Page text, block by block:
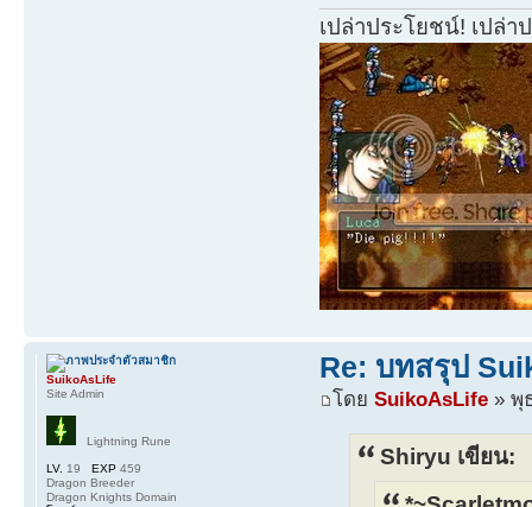
เปล่าประโยชน์! เปล่า
Re: บทสรุป
โดยSuikoAsLife » พุ
Shiryu เขียน:
SuikoAsLife
Site Admin
Lightning Rune
LV. 19 EXP 459
Dragon Breeder
Dragon Knights Domain